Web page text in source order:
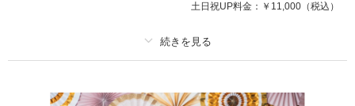
土日祝UP料金： ￥11,000 （税込）
撮影料 新婦衣装2着 新郎衣装1着